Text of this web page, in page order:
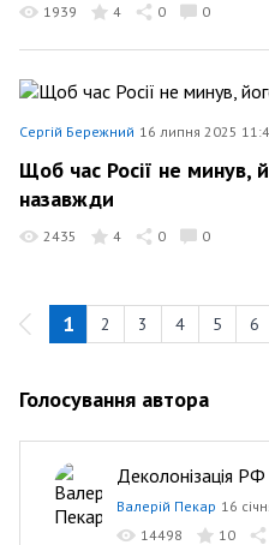
1939 4 0 0
Сергій Бережний 16 липня 2025
Щоб час Росії не минув,
назавжди
2435 4 0 0
1 2 3 4 5 6
Голосування автора
Деколонізація
Валерій Пекар 16
14498
10